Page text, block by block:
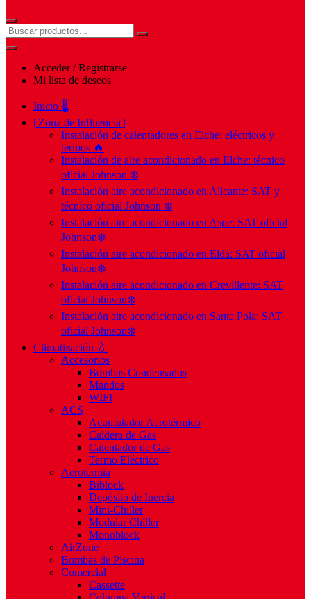
Acceder / Registrarse
Mi lista de deseos
Inicio 🌡️
| Zona de Influencia |
Instalación de calentadores en Elche: eléctricos y
termos 🔥
Instalación de aire acondicionado en Elche: técnico
oficial Johnson ❄️
Instalación aire acondicionado en Alicante: SAT y
técnico oficial Johnson ❄️
Instalación aire acondicionado en Aspe: SAT oficial
Johnson❄️
Instalación aire acondicionado en Elda: SAT oficial
Johnson❄️
Instalación aire acondicionado en Crevillente: SAT
oficial Johnson❄️
Instalación aire acondicionado en Santa Pola: SAT
oficial Johnson❄️
Climatización 💧
Accesorios
Bombas Condensados
Mandos
WIFI
ACS
Acumulador Aerotérmico
Caldera de Gas
Calentador de Gas
Termo Eléctrico
Aerotermia
Biblock
Depósito de Inercia
Mini-Chiller
Modular Chiller
Monoblock
AirZone
Bombas de Piscina
Comercial
Cassette